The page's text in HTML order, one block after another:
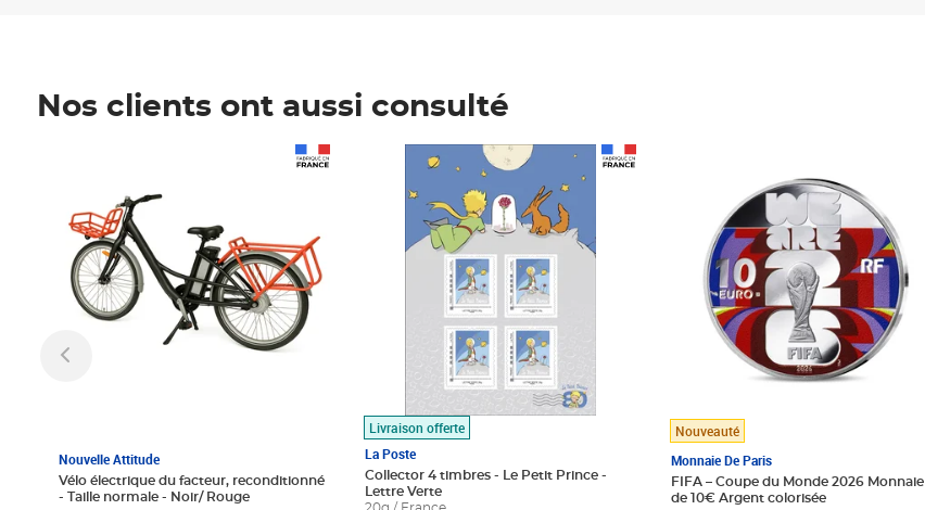
Nos clients ont aussi consulté
Nouvelle Attitude
Vélo électrique du facteur, reconditionné
- Taille normale - Noir/ Rouge
Livraison offerte
La Poste
Collector 4 timbres - Le Petit Prince -
Lettre Verte
Prix 7,50€
Nouveauté
Monnaie De Paris
FIFA – Coupe du Monde 2026 Monnaie
de 10€ Argent colorisée